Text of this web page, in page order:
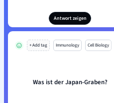
Antwort zeigen
+ Add tag Immunology Cell Biology
Was ist der Japan-Graben?